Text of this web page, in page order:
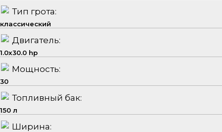
Тип грота:
классический
Двигатель:
1.0x30.0 hp
Мощность:
30
Топливный бак:
150 л
Ширина: